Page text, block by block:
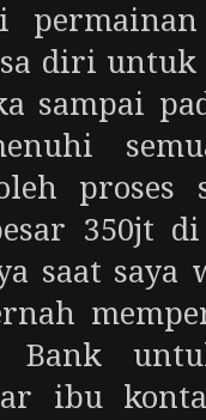
diri untuk
sampai
proses
350jt
saat saya
Bank
ibu